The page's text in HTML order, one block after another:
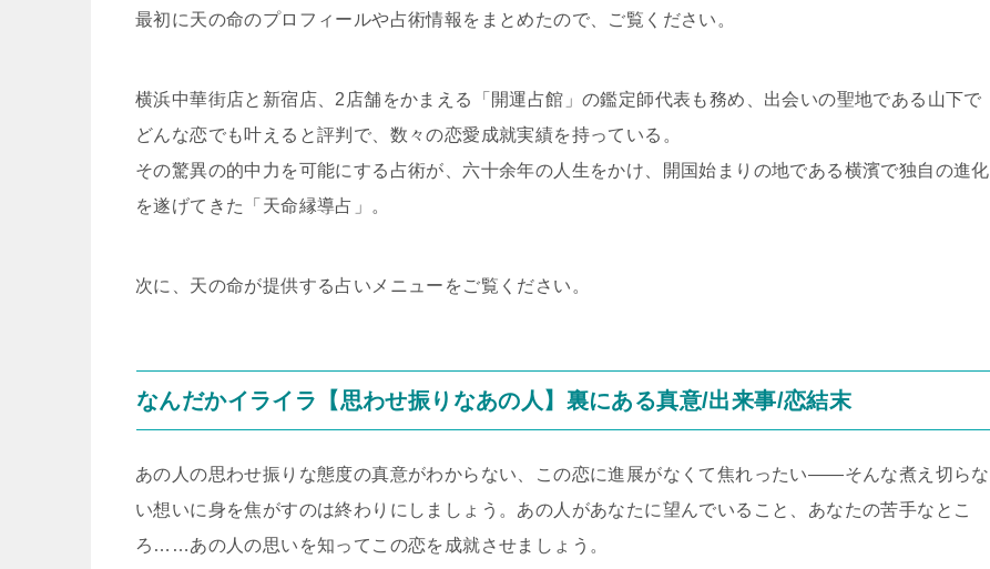
最初に天の命のプロフィールや占術情報をまとめたので、ご覧ください。
横浜中華街店と新宿店、2店舗をかまえる「開運占館」の鑑定師代表も務め、出会いの聖地である山下で
どんな恋でも叶えると評判で、数々の恋愛成就実績を持っている。
その驚異の的中力を可能にする占術が、六十余年の人生をかけ、開国始まりの地である横濱で独自の進化
を遂げてきた「天命縁導占」。
次に、天の命が提供する占いメニューをご覧ください。
なんだかイライラ【思わせ振りなあの人】裏にある真意/出来事/恋結末
あの人の思わせ振りな態度の真意がわからない、この恋に進展がなくて焦れったい――そんな煮え切らな
い想いに身を焦がすのは終わりにしましょう。あの人があなたに望んでいること、あなたの苦手なとこ
ろ……あの人の思いを知ってこの恋を成就させましょう。